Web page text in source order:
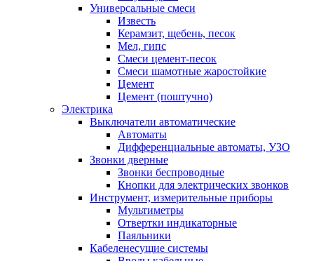
Универсальные смеси
Известь
Керамзит, щебень, песок
Мел, гипс
Смеси цемент-песок
Смеси шамотные жаростойкие
Цемент
Цемент (поштучно)
Электрика
Выключатели автоматические
Автоматы
Дифференциальные автоматы, УЗО
Звонки дверные
Звонки беспроводные
Кнопки для электрических звонков
Инструмент, измерительные приборы
Мультиметры
Отвертки индикаторные
Паяльники
Кабеленесущие системы